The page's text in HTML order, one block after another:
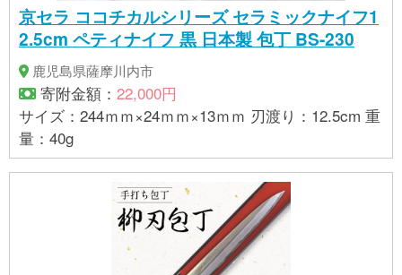
京セラ ココチカルシリーズ セラミックナイフ1
2.5cm ペティナイフ 黒 日本製 包丁 BS-230
鹿児島県薩摩川内市
寄附金額： 22,000円
サイズ：244ｍｍ×24ｍｍ×13ｍｍ 刃渡り：12.5cm 重
量：40g